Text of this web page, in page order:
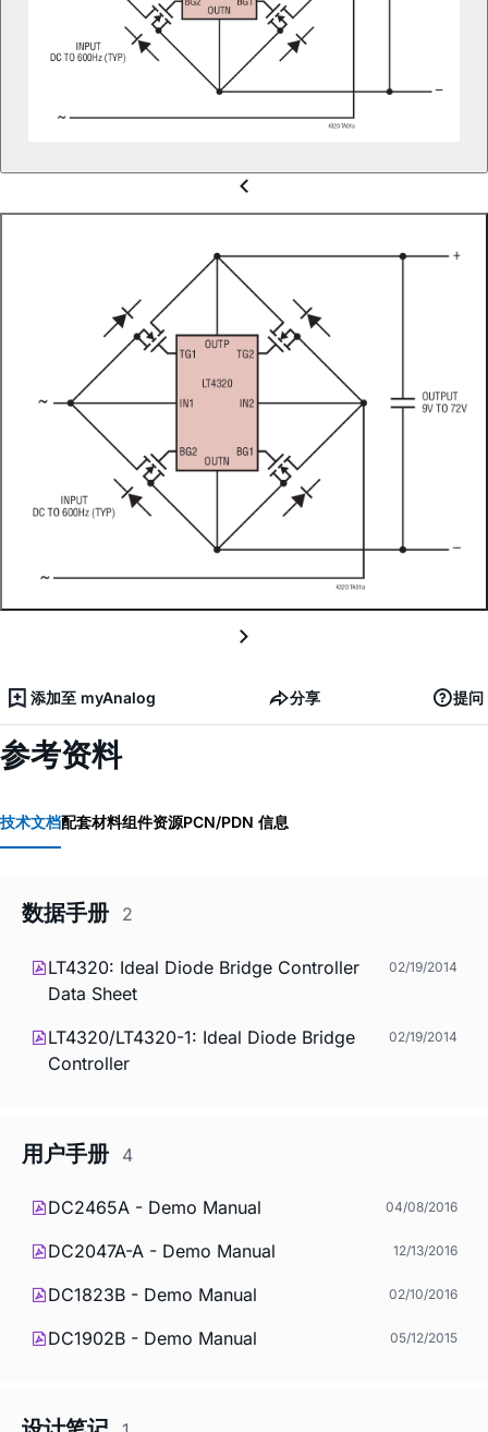
添加至 myAnalog 分享 提问
参考资料
技术文档配套材料组件资源PCN/PDN 信息
数据手册 2
LT4320: Ideal Diode Bridge Controller
Data Sheet
02/19/2014
LT4320/LT4320-1: Ideal Diode Bridge
Controller
02/19/2014
用户手册 4
DC2465A - Demo Manual 04/08/2016
DC2047A-A - Demo Manual 12/13/2016
DC1823B - Demo Manual 02/10/2016
DC1902B - Demo Manual 05/12/2015